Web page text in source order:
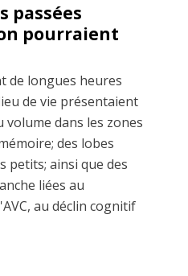
passées
pourraient
de longues heures
de vie présentaient
dans les zones
des lobes
petits; ainsi que des
liées au
au déclin cognitif